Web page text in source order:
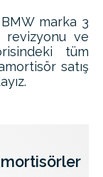
marka 3
revizyonu ve
tüm
satış